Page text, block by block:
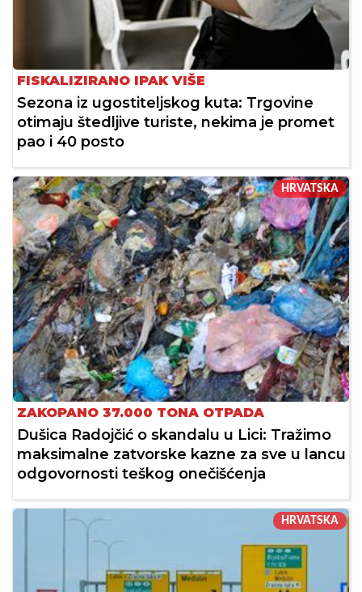
FISKALIZIRANO IPAK VIŠE
Sezona iz ugostiteljskog kuta: Trgovine
otimaju štedljive turiste, nekima je promet
pao i 40 posto
HRVATSKA
ZAKOPANO 37.000 TONA OTPADA
Dušica Radojčić o skandalu u Lici: Tražimo
maksimalne zatvorske kazne za sve u lancu
odgovornosti teškog onečišćenja
HRVATSKA